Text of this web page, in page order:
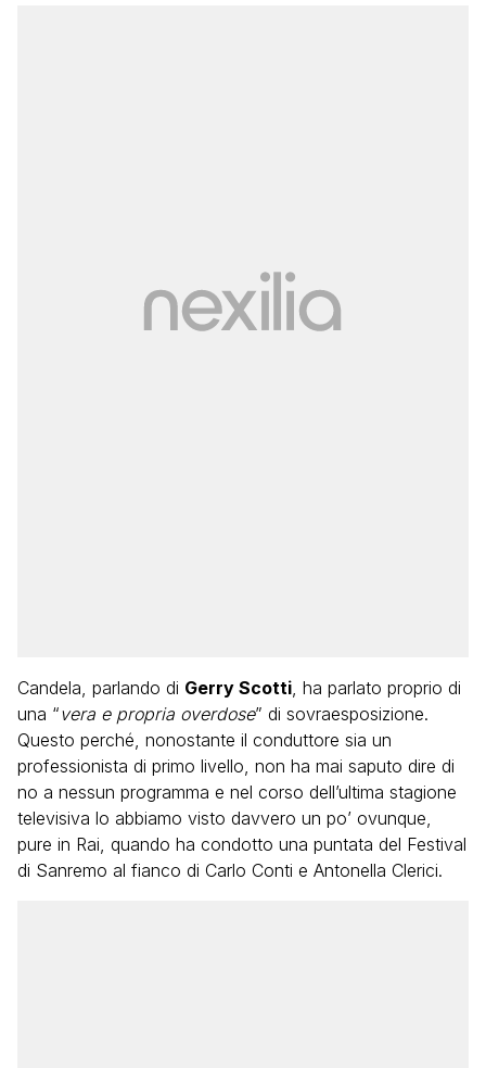
Candela, parlando di Gerry Scotti, ha parlato proprio di
una “vera e propria overdose” di sovraesposizione.
Questo perché, nonostante il conduttore sia un
professionista di primo livello, non ha mai saputo dire di
no a nessun programma e nel corso dell’ultima stagione
televisiva lo abbiamo visto davvero un po’ ovunque,
pure in Rai, quando ha condotto una puntata del Festival
di Sanremo al fianco di Carlo Conti e Antonella Clerici.